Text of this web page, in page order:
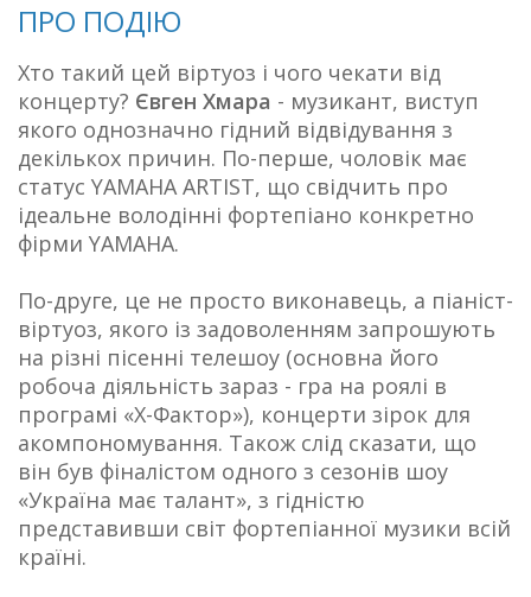
ПРО ПОДІЮ
Хто такий цей віртуоз і чого чекати від
концерту? Євген Хмара - музикант, виступ
якого однозначно гідний відвідування з
декількох причин. По-перше, чоловік має
статус YAMAHA ARTIST, що свідчить про
ідеальне володінні фортепіано конкретно
фірми YAMAHA.
По-друге, це не просто виконавець, а піаніст-
віртуоз, якого із задоволенням запрошують
на різні пісенні телешоу (основна його
робоча діяльність зараз - гра на роялі в
програмі «Х-Фактор»), концерти зірок для
акомпономування. Також слід сказати, що
він був фіналістом одного з сезонів шоу
«Україна має талант», з гідністю
представивши світ фортепіанної музики всій
країні.